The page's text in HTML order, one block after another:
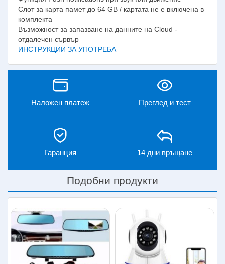
Слот за карта памет до 64 GB / картата не е включена в
комплекта
Възможност за запазване на данните на Cloud -
отдалечен сървър
ИНСТРУКЦИИ ЗА УПОТРЕБА
Наложен платеж Преглед и тест
Гаранция 14 дни връщане
Подобни продукти